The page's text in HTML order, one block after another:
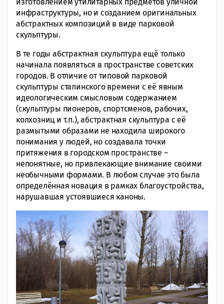
инфраструктуры, но и созданием оригинальных
абстрактных композиций в виде парковой
скульптуры.
В те годы абстрактная скульптура ещё только
начинала появляться в пространстве советских
городов. В отличие от типовой парковой
скульптуры сталинского времени с её явным
идеологическим смысловым содержанием
(скульптуры пионеров, спортсменов, рабочих,
колхозниц и т.п.), абстрактная скульптура с её
размытыми образами не находила широкого
понимания у людей, но создавала точки
притяжения в городском пространстве –
непонятные, но привлекающие внимание своими
необычными формами. В любом случае это была
определённая новация в рамках благоустройства,
нарушавшая устоявшиеся каноны.